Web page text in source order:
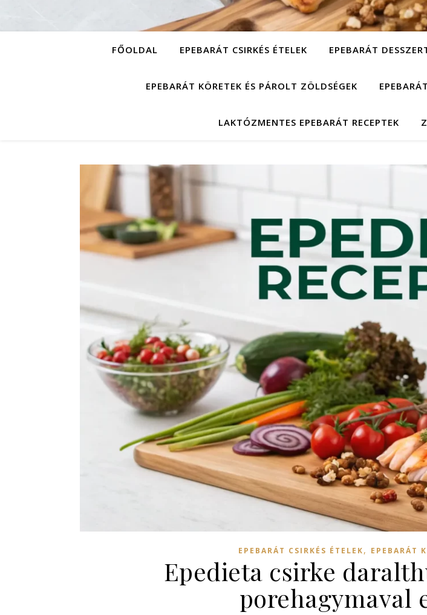
FŐOLDAL EPEBARÁT CSIRKÉS ÉTELEK EPEBARÁT
EPEBARÁT KÖRETEK ÉS PÁROLT ZÖLDSÉGEK
LAKTÓZMENTES EPEBARÁT RECEPTEK
EPEBARÁT CSIRKÉS ÉTELEK, EPEBARÁT
Epedieta csirke
porehagymaval